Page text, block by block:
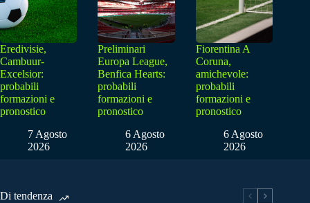
Eredivisie,
Cambuur-
Excelsior:
probabili
formazioni e
pronostico
7 Agosto
2026
Preliminari
Europa League,
Benfica Hearts:
probabili
formazioni e
pronostico
6 Agosto
2026
Fiorentina A
Coruna,
amichevole:
probabili
formazioni e
pronostico
6 Agosto
2026
Di tendenza